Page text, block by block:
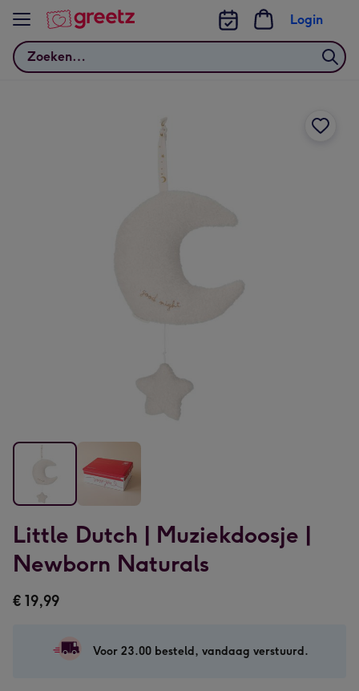
Bekijk meer
Zoeken
Login
Dutch
Muziekdoosje
Newborn
afbeelding
Dutch
Muziekdoosje
afbeelding
Little Dutch | Muziekdoosje |
Newborn Naturals
€ 19,99
Voor 23.00 besteld, vandaag verstuurd.